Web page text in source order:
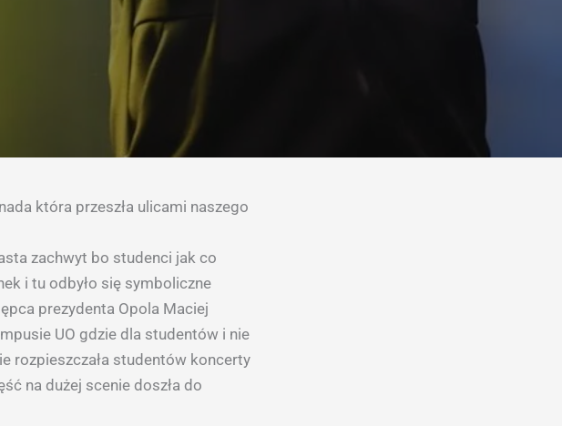
która przeszła ulicami naszego
zachwyt bo studenci jak co
i tu odbyło się symboliczne
prezydenta Opola Maciej
UO gdzie dla studentów i nie
rozpieszczała studentów koncerty
na dużej scenie doszła do